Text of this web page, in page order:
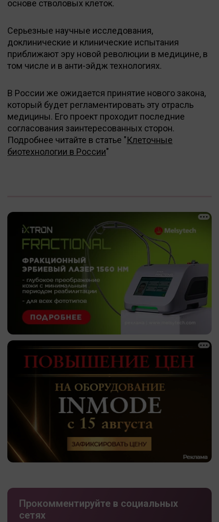
основе стволовых клеток.
Серьезные научные исследования,
доклинические и клинические испытания
приближают эру новой революции в медицине, в
том числе и в анти-эйдж технологиях.
В России же ожидается принятие нового закона,
который будет регламентировать эту отрасль
медицины. Его проект проходит последние
согласования заинтересованных сторон.
Подробнее читайте в статье "Клеточные
биотехнологии в России"
Прокомментируйте в социальных
сетях